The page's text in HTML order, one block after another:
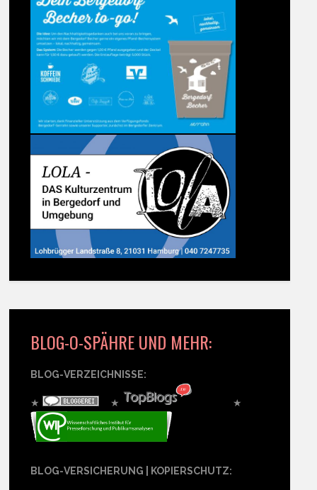
BLOG-O-SPÄHRE UND MEHR:
BLOG-VERZEICHNISSE:
★ ★ ★
BLOG-VERSICHERUNG | KOPIERSCHUTZ: